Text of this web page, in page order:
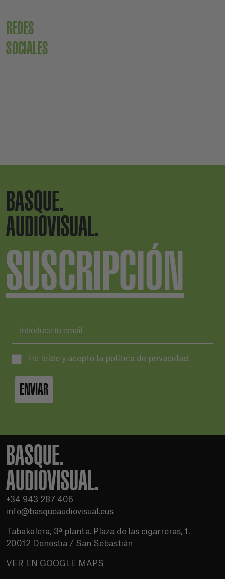
REDES
SOCIALES
BASQUE.
AUDIOVISUAL.
SUSCRIPCIÓN
He leído y acepto la política de privacidad .
ENVIAR
BASQUE.
AUDIOVISUAL.
+34 943 287 406
info@basqueaudiovisual.eus
Tabakalera, 3ª planta. Plaza de las cigarreras, 1.
20012 Donostia / San Sebastián
VER EN GOOGLE MAPS